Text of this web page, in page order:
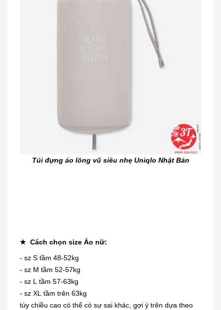
Túi đựng áo lông vũ siêu nhẹ Uniqlo Nhật Bản
★ Cách chọn size Áo nữ:
- sz S tầm 48-52kg
- sz M tầm 52-57kg
- sz L tầm 57-63kg
- sz XL tầm trên 63kg
tùy chiều cao có thể có sự sai khác, gợi ý trên dựa theo